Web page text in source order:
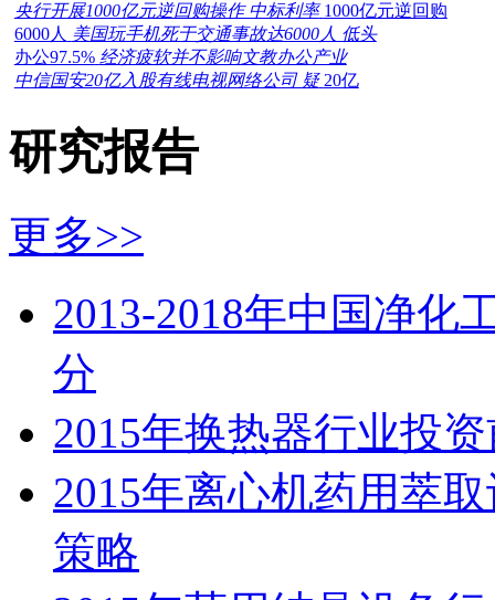
央行开展1000亿元逆回购操作 中标利率 1000亿元逆回购
6000人 美国玩手机死于交通事故达6000人 低头
办公97.5% 经济疲软并不影响文教办公产业
中信国安20亿入股有线电视网络公司 疑 20亿
研究报告
更多>>
2013-2018年中国净化
分
2015年换热器行业投
2015年离心机药用萃
策略